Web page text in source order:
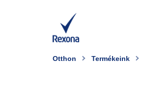
Otthon Termékeink